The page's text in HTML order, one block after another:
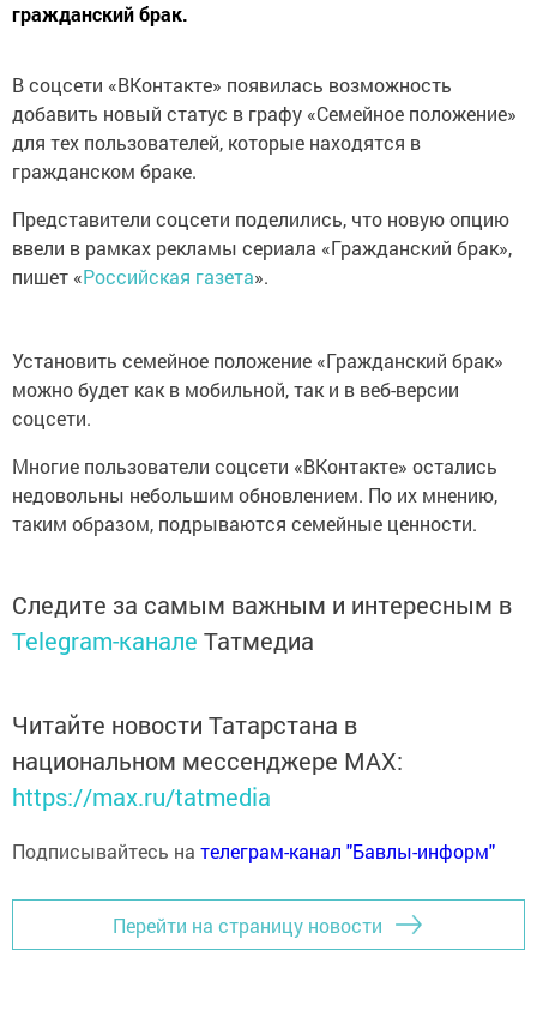
гражданский брак.
В соцсети «ВКонтакте» появилась возможность
добавить новый статус в графу «Семейное положение»
для тех пользователей, которые находятся в
гражданском браке.
Представители соцсети поделились, что новую опцию
ввели в рамках рекламы сериала «Гражданский брак»,
пишет «Российская газета».
Установить семейное положение «Гражданский брак»
можно будет как в мобильной, так и в веб-версии
соцсети.
Многие пользователи соцсети «ВКонтакте» остались
недовольны небольшим обновлением. По их мнению,
таким образом, подрываются семейные ценности.
Следите за самым важным и интересным в
Telegram-канале Татмедиа
Читайте новости Татарстана в
национальном мессенджере MАХ:
https://max.ru/tatmedia
Подписывайтесь на телеграм-канал "Бавлы-информ"
Перейти на страницу новости